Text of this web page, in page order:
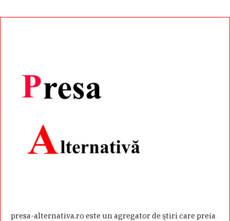
presa-alternativa.ro este un agregator de ştiri care preia